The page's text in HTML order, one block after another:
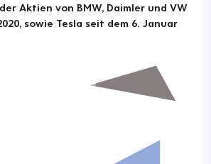
Aktien von BMW, Daimler und VW
sowie Tesla seit dem 6. Januar